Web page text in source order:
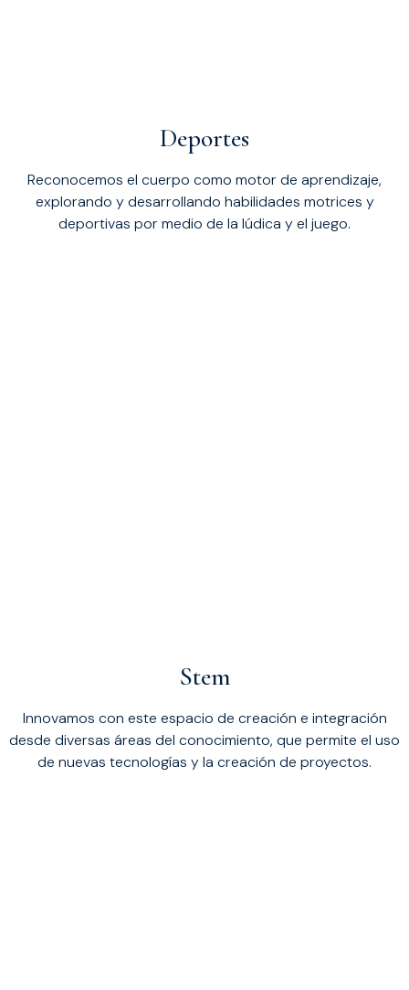
Deportes
Reconocemos el cuerpo como motor de aprendizaje,
explorando y desarrollando habilidades motrices y
deportivas por medio de la lúdica y el juego.
Stem
Innovamos con este espacio de creación e integración
desde diversas áreas del conocimiento, que permite el uso
de nuevas tecnologías y la creación de proyectos.